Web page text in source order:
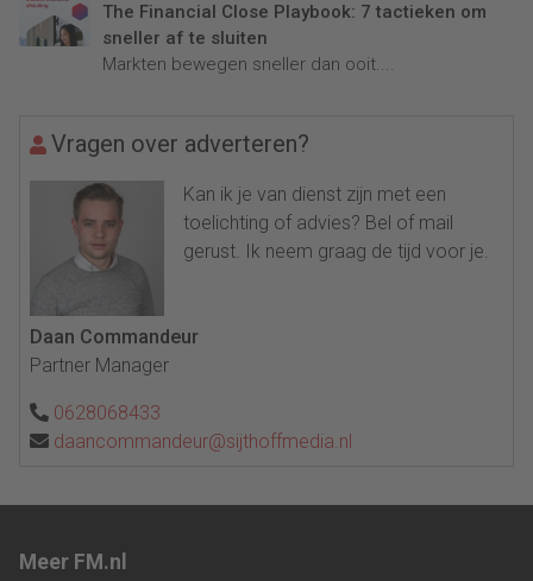
The Financial Close Playbook: 7 tactieken om
sneller af te sluiten
Markten bewegen sneller dan ooit....
Vragen over adverteren?
Kan ik je van dienst zijn met een
toelichting of advies? Bel of mail
gerust. Ik neem graag de tijd voor je.
Daan Commandeur
Partner Manager
0628068433
daancommandeur@sijthoffmedia.nl
Meer FM.nl